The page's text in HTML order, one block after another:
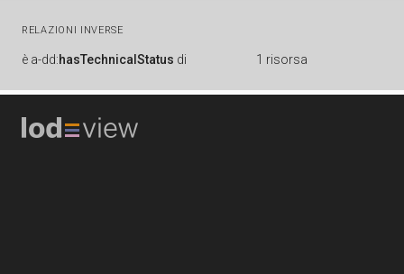
RELAZIONI INVERSE
è a-dd:hasTechnicalStatus di 1 risorsa